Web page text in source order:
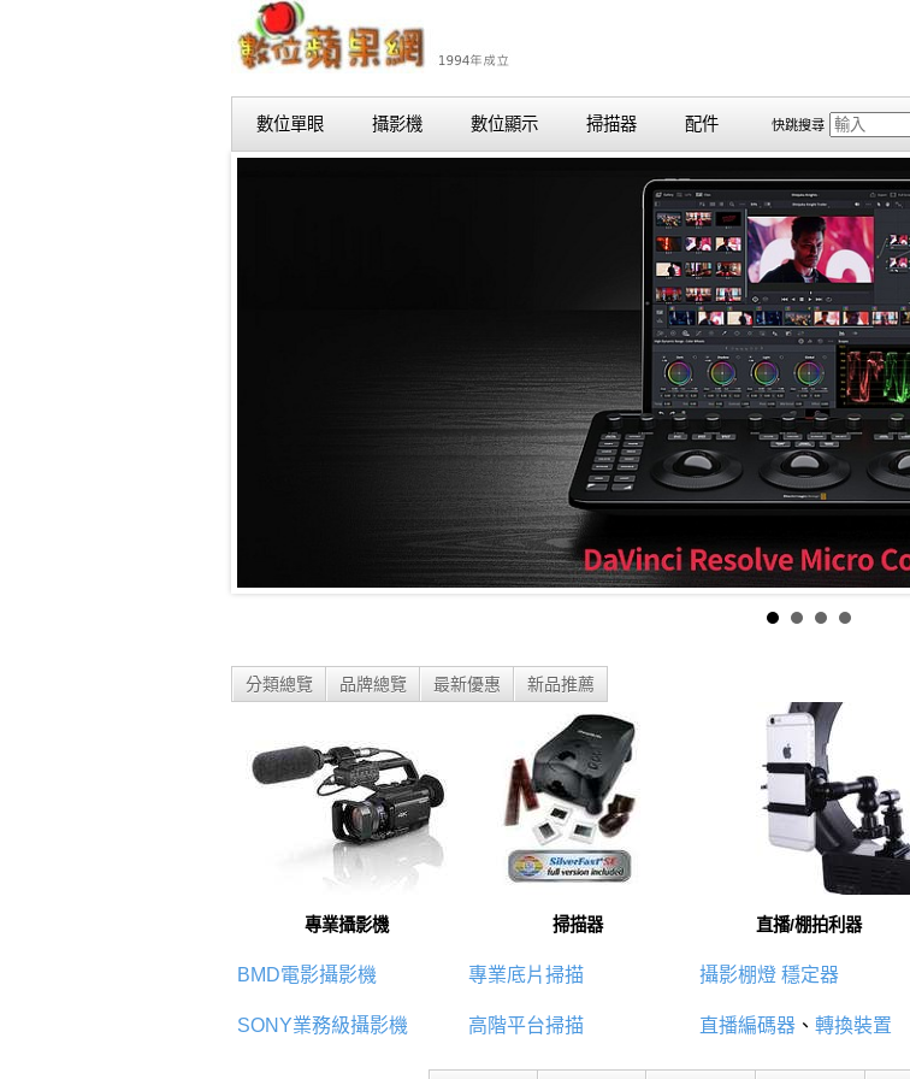
數位單眼 攝影機 數位顯示 掃描器 配件 快跳搜尋
分類總覽 品牌總覽 最新優惠 新品推薦
專業攝影機
BMD電影攝影機
SONY業務級攝影機
掃描器
專業底片掃描
高階平台掃描
直播/棚拍利器
攝影棚燈 穩定器
直播編碼器 、 轉換裝置